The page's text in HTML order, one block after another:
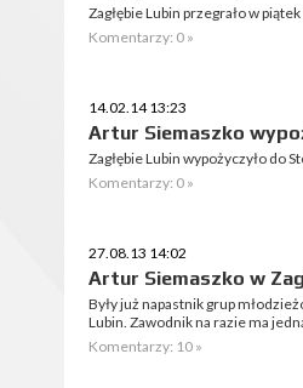
Zagłębie Lubin przegrało w
Komentarzy: 0 »
14.02.14 13:23
Artur Siemaszko
Zagłębie Lubin wypożyczyło do
Komentarzy: 0 »
27.08.13 14:02
Artur Siemaszko w
Były już napastnik grup
Lubin. Zawodnik na razie ma
Komentarzy: 10 »